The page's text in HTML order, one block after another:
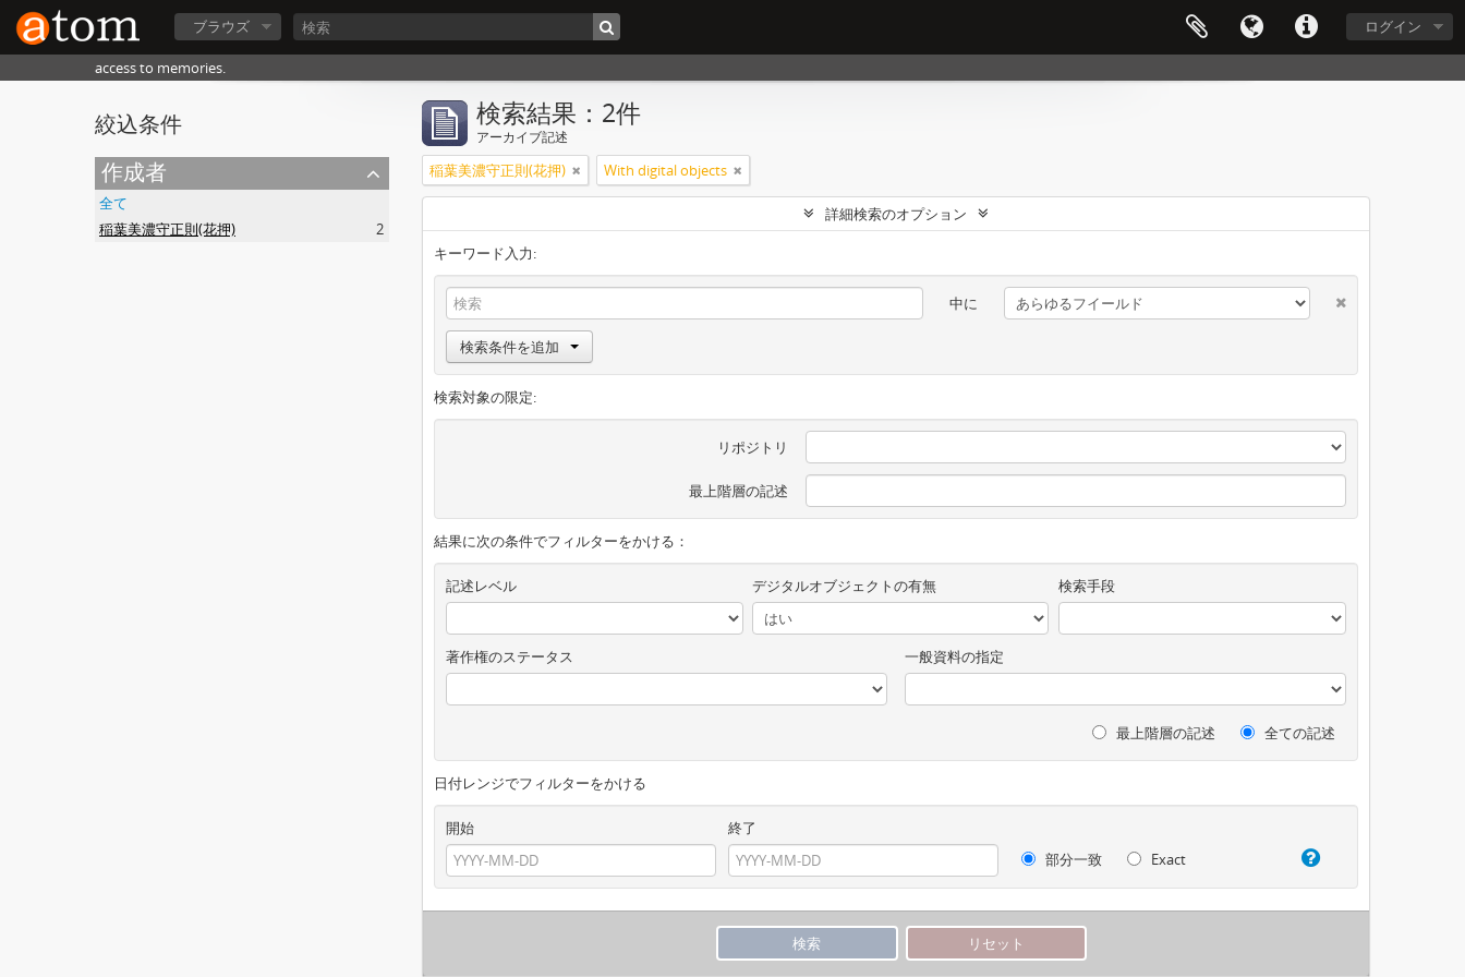
ログイン
ブラウズ
access to memories.
絞込条件
作成者
全て
稲葉美濃守正則(花押)
2
検索結果：2件
アーカイブ記述
稲葉美濃守正則(花押) With digital objects
詳細検索のオプション
キーワード入力:
中に
検索条件を追加
検索対象の限定:
リポジトリ
最上階層の記述
結果に次の条件でフィルターをかける：
記述レベル デジタルオブジェクトの有無 検索手段
著作権のステータス 一般資料の指定
最上階層の記述 全ての記述
日付レンジでフィルターをかける
開始
終了
部分一致
Exact